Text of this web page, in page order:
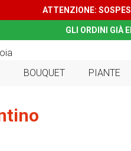
ATTENZIONE:
GLI ORDINI GIÀ
BOUQUET PIANTE